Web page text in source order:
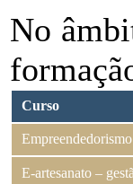
No
Curso
E-artesanato –